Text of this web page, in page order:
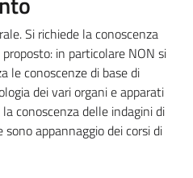
Si richiede la conoscenza
in particolare NON si
le conoscenze di base di
dei vari organi e apparati
conoscenza delle indagini di
appannaggio dei corsi di